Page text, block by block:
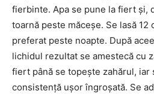
fierbinte. Apa se pune la fiert și,
toarnă peste măceșe. Se lasă 12
preferat peste noapte. După
lichidul rezultat se amestecă cu
fiert până se topește zahărul, iar
consistență ușor îngroșată. Se